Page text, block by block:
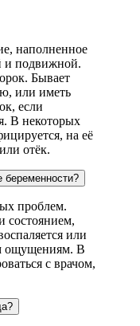
наполненное
и подвижной.
Бывает
или иметь
если
В некоторых
на её
отёк.
беременности?
проблем.
состоянием,
или
ощущениям. В
с врачом,